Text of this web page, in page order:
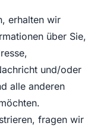
erhalten wir
über Sie,
und/oder
alle anderen
fragen wir